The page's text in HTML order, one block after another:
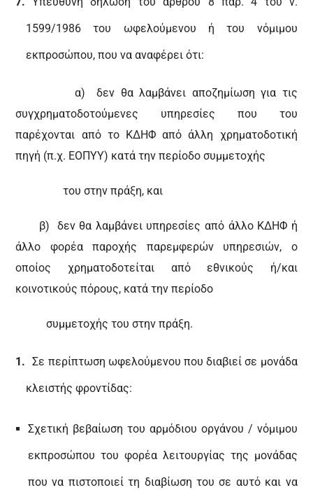
1599/1986 του ωφελούμενου ή του νόμιμου
εκπροσώπου, που να αναφέρει ότι:
α) δεν θα λαμβάνει αποζημίωση για τις
συγχρηματοδοτούμενες υπηρεσίες που του
παρέχονται από το ΚΔΗΦ από άλλη χρηματοδοτική
πηγή (π.χ. ΕΟΠΥΥ) κατά την περίοδο συμμετοχής
του στην πράξη, και
β) δεν θα λαμβάνει υπηρεσίες από άλλο ΚΔΗΦ ή
άλλο φορέα παροχής παρεμφερών υπηρεσιών, ο
οποίος χρηματοδοτείται από εθνικούς ή/και
κοινοτικούς πόρους, κατά την περίοδο
συμμετοχής του στην πράξη.
Σε περίπτωση ωφελούμενου που διαβιεί σε μονάδα
κλειστής φροντίδας:
Σχετική βεβαίωση του αρμόδιου οργάνου / νόμιμου
εκπροσώπου του φορέα λειτουργίας της μονάδας
που να πιστοποιεί τη διαβίωση του σε αυτό και να